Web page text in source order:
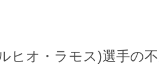
ヒオ・ラモス)選手の